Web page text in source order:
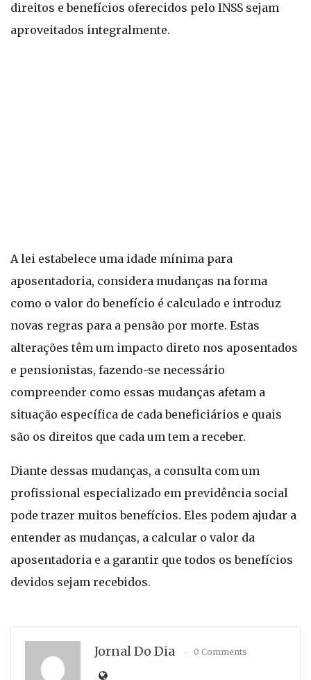
direitos e benefícios oferecidos pelo INSS sejam
aproveitados integralmente.
A lei estabelece uma idade mínima para
aposentadoria, considera mudanças na forma
como o valor do benefício é calculado e introduz
novas regras para a pensão por morte. Estas
alterações têm um impacto direto nos aposentados
e pensionistas, fazendo-se necessário
compreender como essas mudanças afetam a
situação específica de cada beneficiários e quais
são os direitos que cada um tem a receber.
Diante dessas mudanças, a consulta com um
profissional especializado em previdência social
pode trazer muitos benefícios. Eles podem ajudar a
entender as mudanças, a calcular o valor da
aposentadoria e a garantir que todos os benefícios
devidos sejam recebidos.
Jornal Do Dia 0 Comments